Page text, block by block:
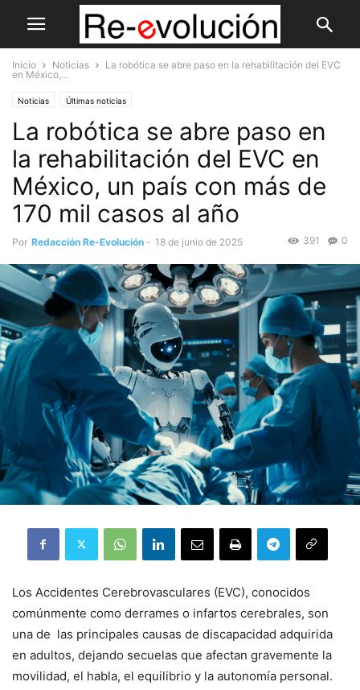
Inicio Noticias
La robótica se abre paso en la rehabilitación del EVC
en México,...
Noticias Últimas noticias
La robótica se abre paso en
la rehabilitación del EVC en
México, un país con más de
170 mil casos al año
Por Redacción Re-Evolución - 18 de junio de 2025 0
391
Los Accidentes Cerebrovasculares (EVC), conocidos
comúnmente como derrames o infartos cerebrales, son
una de las principales causas de discapacidad adquirida
en adultos, dejando secuelas que afectan gravemente la
movilidad, el habla, el equilibrio y la autonomía personal.